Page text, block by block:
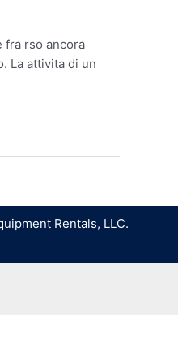
fra rso ancora
La attivita di un
Rentals, LLC.